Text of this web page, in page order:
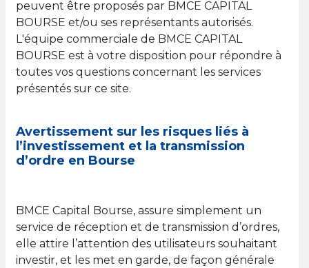
peuvent être proposés par BMCE CAPITAL
BOURSE et/ou ses représentants autorisés.
L'équipe commerciale de BMCE CAPITAL
BOURSE est à votre disposition pour répondre à
toutes vos questions concernant les services
présentés sur ce site.
Avertissement sur les risques liés à
l’investissement et la transmission
d’ordre en Bourse
BMCE Capital Bourse, assure simplement un
service de réception et de transmission d’ordres,
elle attire l’attention des utilisateurs souhaitant
investir, et les met en garde, de façon générale